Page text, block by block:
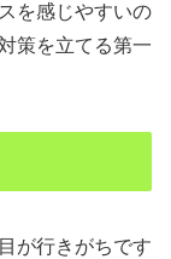
を感じやすいの
策を立てる第一
が行きがちです